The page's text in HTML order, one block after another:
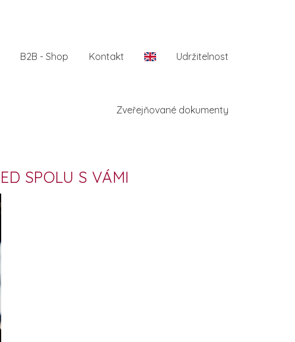
B2B - Shop Kontakt En Udržitelnost
Zveřejňované dokumenty
SPOLU S VÁMI